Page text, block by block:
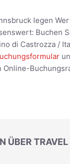
legen
Buchen
di Castrozza /
Online-
ÜBER